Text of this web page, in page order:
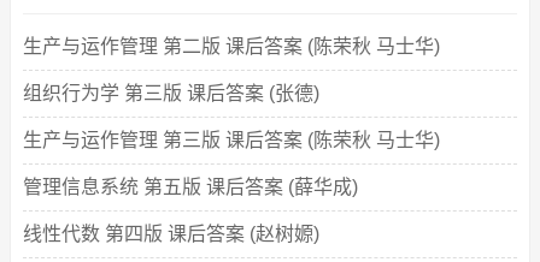
生产与运作管理 第二版 课后答案 (陈荣秋 马士华)
组织行为学 第三版 课后答案 (张德)
生产与运作管理 第三版 课后答案 (陈荣秋 马士华)
管理信息系统 第五版 课后答案 (薛华成)
线性代数 第四版 课后答案 (赵树嫄)